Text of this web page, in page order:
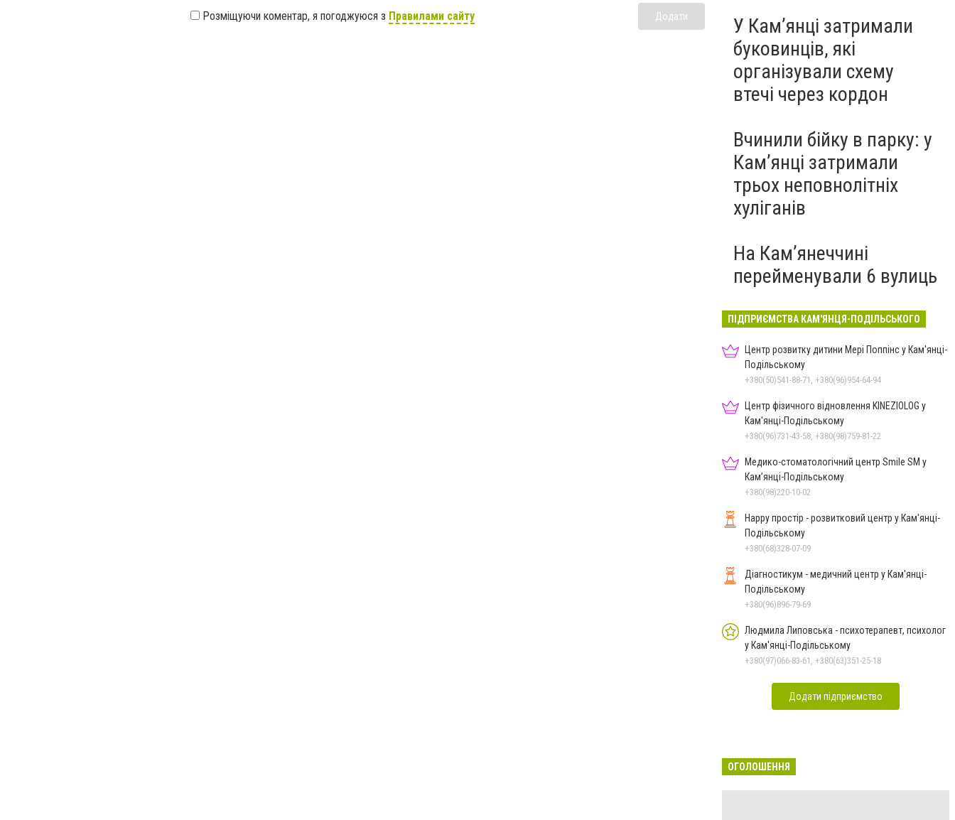
Розміщуючи коментар, я погоджуюся з Правилами сайту Додати
У Кам’янці затримали
буковинців, які
організували схему
втечі через кордон
Вчинили бійку в парку: у
Кам’янці затримали
трьох неповнолітніх
хуліганів
На Камʼянеччині
перейменували 6 вулиць
ПІДПРИЄМСТВА КАМ'ЯНЦЯ-ПОДІЛЬСЬКОГО
Центр розвитку дитини Мері Поппінс у Кам'янці-
Подільському
+380(50)541-88-71, +380(96)954-64-94
Центр фізичного відновлення KINEZIOLOG у
Кам'янці-Подільському
+380(96)731-43-58, +380(98)759-81-22
Медико-стоматологічний центр Smile SM у
Кам’янці-Подільському
+380(98)220-10-02
Happy простір - розвитковий центр у Кам'янці-
Подільському
+380(68)328-07-09
Діагностикум - медичний центр у Кам'янці-
Подільському
+380(96)896-79-69
Людмила Липовська - психотерапевт, психолог
у Кам'янці-Подільському
+380(97)066-83-61, +380(63)351-25-18
Додати підприємство
ОГОЛОШЕННЯ